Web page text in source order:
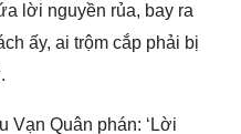
lời nguyền rủa, bay ra
ấy, ai trộm cắp phải bị
Vạn Quân phán: ‘Lời